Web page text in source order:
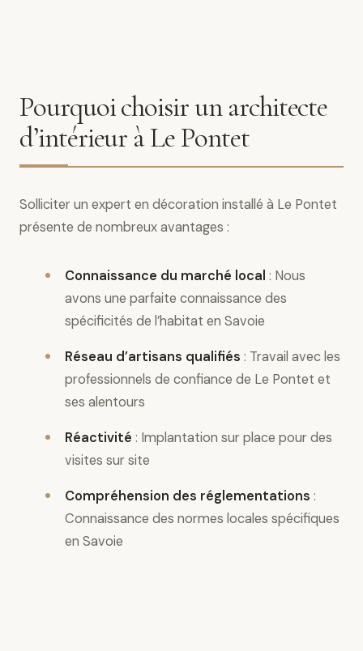
Pourquoi choisir un architecte
d’intérieur à Le Pontet
Solliciter un expert en décoration installé à Le Pontet
présente de nombreux avantages :
Connaissance du marché local : Nous
avons une parfaite connaissance des
spécificités de l’habitat en Savoie
Réseau d’artisans qualifiés : Travail avec les
professionnels de confiance de Le Pontet et
ses alentours
Réactivité : Implantation sur place pour des
visites sur site
Compréhension des réglementations :
Connaissance des normes locales spécifiques
en Savoie